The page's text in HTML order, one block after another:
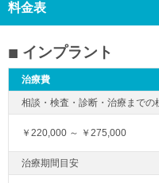
料金表
インプラント
治療費
￥220,000 ～ ￥275,000